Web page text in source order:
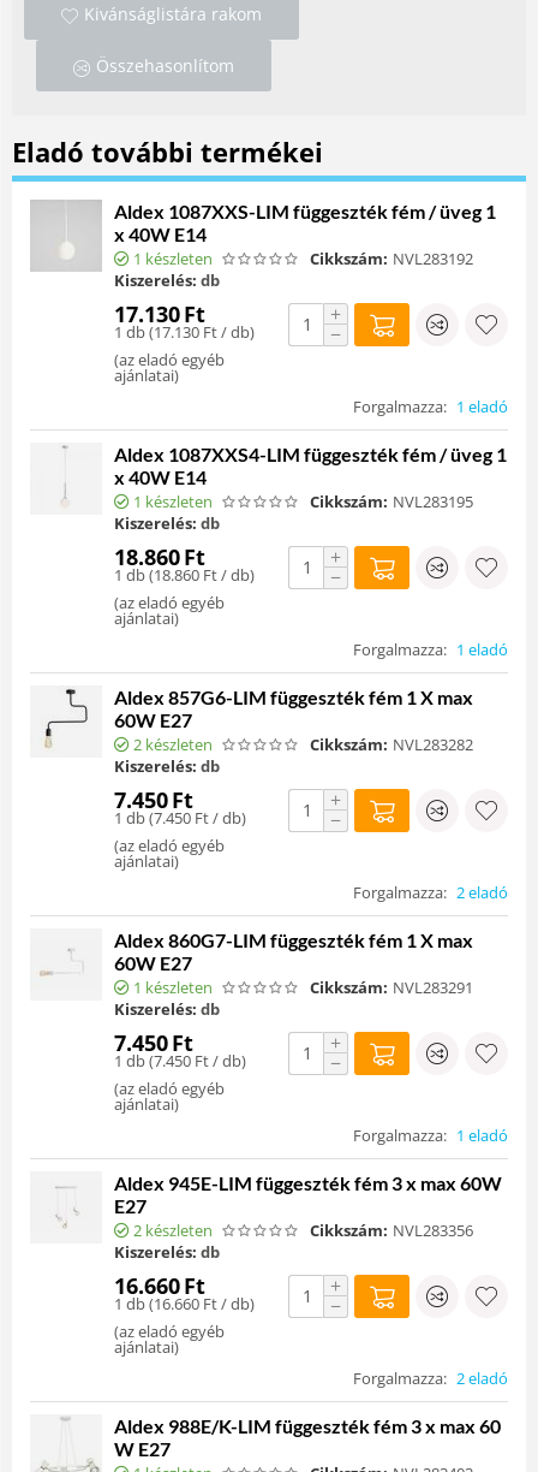
Kivánságlistára rakom
Összehasonlítom
Eladó további termékei
Aldex 1087XXS-LIM függeszték fém / üveg 1
x 40W E14
1 készleten Cikkszám: NVL283192
Kiszerelés: db
17.130Ft
1 db (17.130 Ft/ db)
(az eladó egyéb
ajánlatai)
+
−
Forgalmazza: 1 eladó
Aldex 1087XXS4-LIM függeszték fém / üveg 1
x 40W E14
1 készleten Cikkszám: NVL283195
Kiszerelés: db
18.860Ft
1 db (18.860 Ft/ db)
(az eladó egyéb
ajánlatai)
+
−
Forgalmazza: 1 eladó
Aldex 857G6-LIM függeszték fém 1 X max
60W E27
2 készleten Cikkszám: NVL283282
Kiszerelés: db
7.450Ft
1 db (7.450 Ft/ db)
(az eladó egyéb
ajánlatai)
+
−
Forgalmazza: 2 eladó
Aldex 860G7-LIM függeszték fém 1 X max
60W E27
1 készleten Cikkszám: NVL283291
Kiszerelés: db
7.450Ft
1 db (7.450 Ft/ db)
(az eladó egyéb
ajánlatai)
+
−
Forgalmazza: 1 eladó
Aldex 945E-LIM függeszték fém 3 x max 60W
E27
2 készleten Cikkszám: NVL283356
Kiszerelés: db
16.660Ft
1 db (16.660 Ft/ db)
(az eladó egyéb
ajánlatai)
+
−
Forgalmazza: 2 eladó
Aldex 988E/K-LIM függeszték fém 3 x max 60
W E27